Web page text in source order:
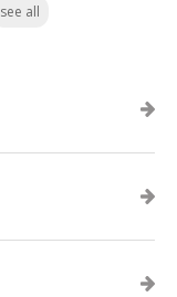
see all